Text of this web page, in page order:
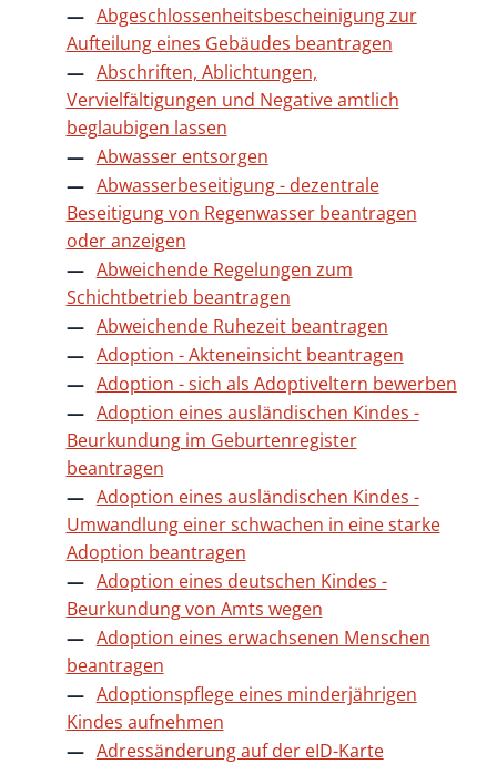
Abgeschlossenheitsbescheinigung zur
Aufteilung eines Gebäudes beantragen
Abschriften, Ablichtungen,
Vervielfältigungen und Negative amtlich
beglaubigen lassen
Abwasser entsorgen
Abwasserbeseitigung - dezentrale
Beseitigung von Regenwasser beantragen
oder anzeigen
Abweichende Regelungen zum
Schichtbetrieb beantragen
Abweichende Ruhezeit beantragen
Adoption - Akteneinsicht beantragen
Adoption - sich als Adoptiveltern bewerben
Adoption eines ausländischen Kindes -
Beurkundung im Geburtenregister
beantragen
Adoption eines ausländischen Kindes -
Umwandlung einer schwachen in eine starke
Adoption beantragen
Adoption eines deutschen Kindes -
Beurkundung von Amts wegen
Adoption eines erwachsenen Menschen
beantragen
Adoptionspflege eines minderjährigen
Kindes aufnehmen
Adressänderung auf der eID-Karte